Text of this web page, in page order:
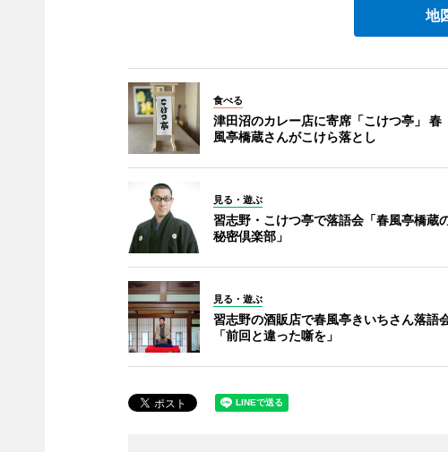
地
食べる
津田沼のカレー店に寄席「こけつ亭」 春
風亭橋蔵さんがこけら落とし
見る・遊ぶ
習志野・こけつ亭で落語会「春風亭橋蔵
秘密倶楽部」
見る・遊ぶ
習志野の酒販店で春風亭きいちさん落語
「前回と違った噺を」